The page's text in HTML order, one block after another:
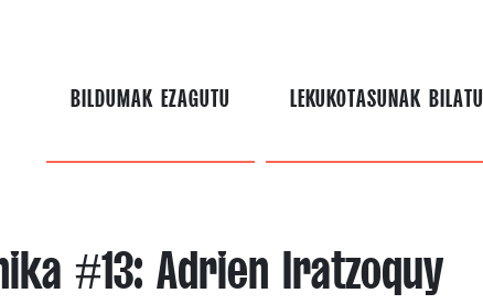
BILDUMAK EZAGUTU LEKUKOTASUNAK BILATU
#13: Adrien Iratzoquy